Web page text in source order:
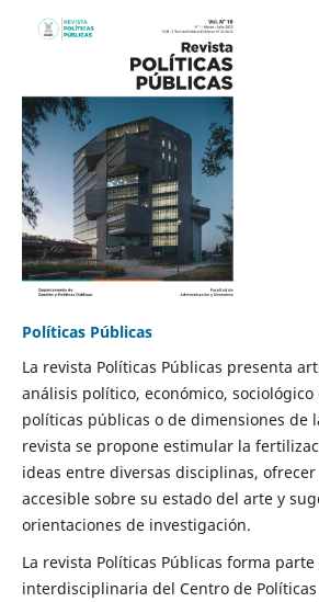
Políticas Públicas
La revista Políticas Públicas presenta
análisis político, económico,
políticas públicas o de dimensiones de
revista se propone estimular la
ideas entre diversas disciplinas,
accesible sobre su estado del arte y
orientaciones de investigación.
La revista Políticas Públicas forma
interdisciplinaria del Centro de